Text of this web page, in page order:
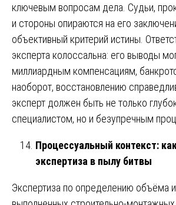
ключевым вопросам дела. Судьи,
и стороны опираются на его
объективный критерий истины.
эксперта колоссальна: его выводы
миллиардным компенсациям,
наоборот, восстановлению
эксперт должен быть не только
специалистом, но и безупречным
Процессуальный контекст:
экспертиза в пылу битвы
Экспертиза по определению объёма